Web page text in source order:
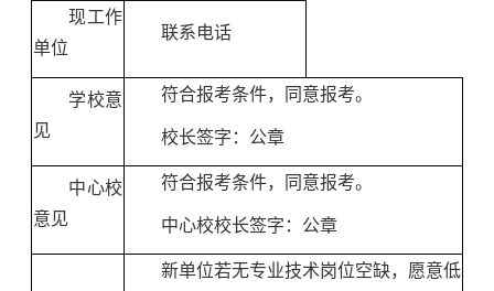
现工作
单位
联系电话
学校意
见
符合报考条件，同意报考。
校长签字：公章
中心校
意见
符合报考条件，同意报考。
中心校校长签字：公章
新单位若无专业技术岗位空缺，愿意低